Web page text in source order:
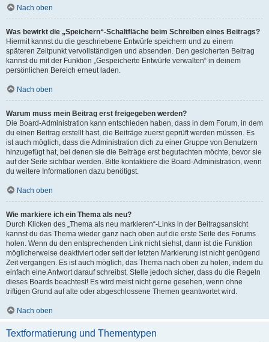
Nach oben
Was bewirkt die „Speichern“-Schaltfläche beim Schreiben eines Beitrags?
Hiermit kannst du die geschriebene Entwürfe speichern und zu einem
späteren Zeitpunkt vervollständigen und absenden. Den gesicherten Beitrag
kannst du mit der Funktion „Gespeicherte Entwürfe verwalten“ in deinem
persönlichen Bereich erneut laden.
Nach oben
Warum muss mein Beitrag erst freigegeben werden?
Die Board-Administration kann entschieden haben, dass in dem Forum, in dem
du einen Beitrag erstellt hast, die Beiträge zuerst geprüft werden müssen. Es
ist auch möglich, dass die Administration dich zu einer Gruppe von Benutzern
hinzugefügt hat, bei denen sie die Beiträge erst begutachten möchte, bevor sie
auf der Seite sichtbar werden. Bitte kontaktiere die Board-Administration, wenn
du weitere Informationen dazu benötigst.
Nach oben
Wie markiere ich ein Thema als neu?
Durch Klicken des „Thema als neu markieren“-Links in der Beitragsansicht
kannst du das Thema wieder ganz nach oben auf die erste Seite des Forums
holen. Wenn du den entsprechenden Link nicht siehst, dann ist die Funktion
möglicherweise deaktiviert oder seit der letzten Markierung ist nicht genügend
Zeit vergangen. Es ist auch möglich, das Thema nach oben zu holen, indem du
einfach eine Antwort darauf schreibst. Stelle jedoch sicher, dass du die Regeln
dieses Boards beachtest! Es wird meist nicht gerne gesehen, wenn ohne
triftigen Grund auf alte oder abgeschlossene Themen geantwortet wird.
Nach oben
Textformatierung und Thementypen